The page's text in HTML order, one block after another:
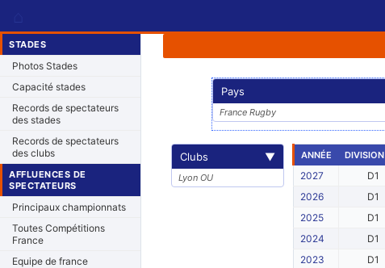
STADES
Photos Stades
Capacité stades
Records de spectateurs
des stades
Records de spectateurs
des clubs
AFFLUENCES DE
SPECTATEURS
Principaux championnats
Toutes Compétitions
France
Equipe de france
Pays
France Rugby
Clubs ▼
Lyon OU
ANNÉE DIVISION
2027
D1
2026
D1
2025
D1
2024
D1
2023
D1